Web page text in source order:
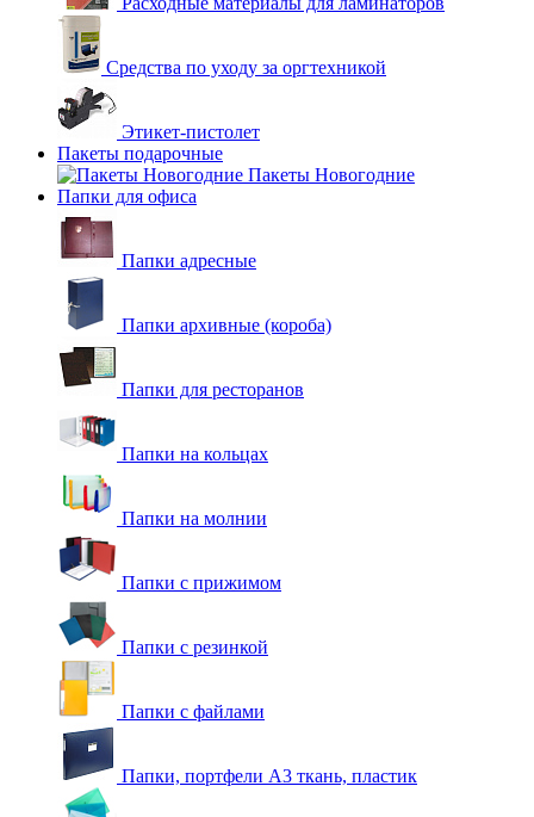
Средства по уходу за оргтехникой
Этикет-пистолет
Пакеты подарочные
Пакеты Новогодние
Папки для офиса
Папки адресные
Папки архивные (короба)
Папки для ресторанов
Папки на кольцах
Папки на молнии
Папки с прижимом
Папки с резинкой
Папки с файлами
Папки, портфели А3 ткань, пластик